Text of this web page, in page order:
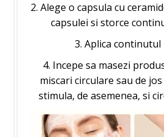
2. Alege o capsula cu
capsulei si storce
3. Aplica continutul
4. Incepe sa masezi
miscari circulare sau de
stimula, de asemenea, si